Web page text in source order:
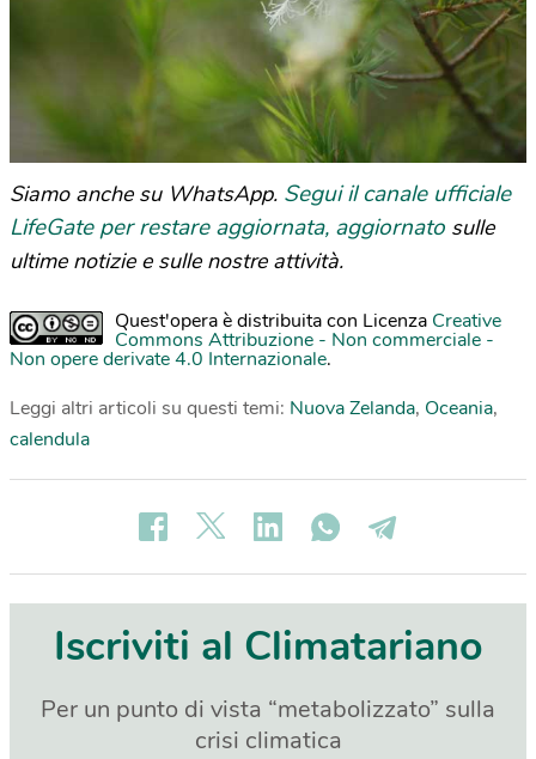
Siamo anche su WhatsApp. Segui il canale ufficiale
LifeGate per restare aggiornata, aggiornato sulle
ultime notizie e sulle nostre attività.
Quest'opera è distribuita con Licenza Creative
Commons Attribuzione - Non commerciale -
Non opere derivate 4.0 Internazionale.
Leggi altri articoli su questi temi: Nuova Zelanda, Oceania,
calendula
Iscriviti al Climatariano
Per un punto di vista “metabolizzato” sulla
crisi climatica